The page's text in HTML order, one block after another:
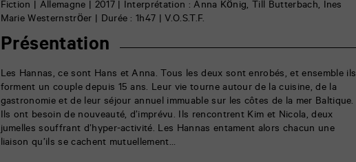
Fiction | Allemagne | 2017 | Interprétation : Anna König, Till Butterbach, Ines
Marie Westernströer | Durée : 1h47 | V.O.S.T.F.
Présentation
Les Hannas, ce sont Hans et Anna. Tous les deux sont enrobés, et ensemble ils
forment un couple depuis 15 ans. Leur vie tourne autour de la cuisine, de la
gastronomie et de leur séjour annuel immuable sur les côtes de la mer Baltique.
Ils ont besoin de nouveauté, d’imprévu. Ils rencontrent Kim et Nicola, deux
jumelles souffrant d’hyper-activité. Les Hannas entament alors chacun une
liaison qu’ils se cachent mutuellement…